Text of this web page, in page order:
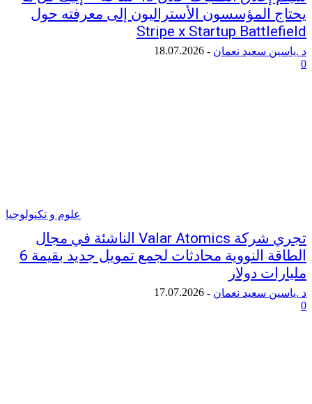
المؤسسون الأستراليون إلى معرفته حول
Stripe x Startup
سعيد نعمان -
18.07.2026
علوم و تكنولوجيا
تجري شركة Valar Atomics الناشئة في مجال
الطاقة النووية محادثات لجمع تمويل جديد بقيمة 6
دولار
سعيد نعمان -
17.07.2026